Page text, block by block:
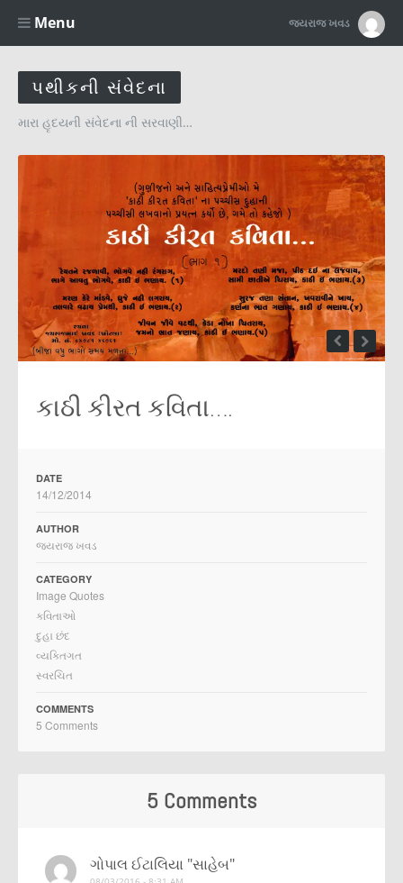
Menu જયરાજ ખવડ
પથીકની સંવેદના
મારા હૃદયની સંવેદના ની સરવાણી…
કાઠી કીરત કવિતા….
DATE
14/12/2014
AUTHOR
જયરાજ ખવડ
CATEGORY
Image Quotes
કવિતાઓ
દુહા છંદ
વ્યક્તિગત
સ્વરચિત
COMMENTS
5 Comments
5 Comments
ગોપાલ ઈટાલિયા "સાહેબ"